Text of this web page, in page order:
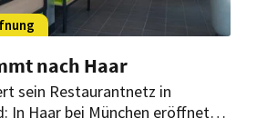
nach Haar
sein Restaurantnetz in
In Haar bei München eröffnet